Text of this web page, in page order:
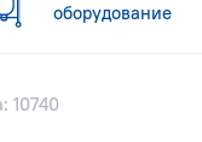
оборудование
10740